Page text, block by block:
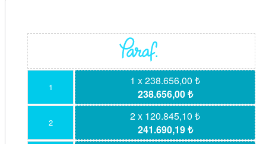
1
1 x 238.656,00 ₺
238.656,00 ₺
2
2 x 120.845,10 ₺
241.690,19 ₺